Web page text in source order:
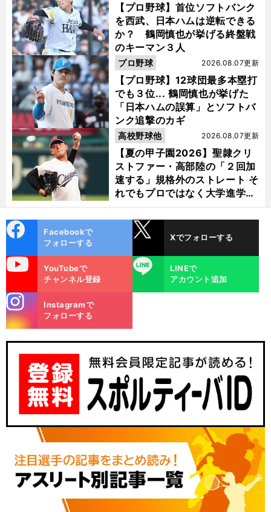
【プロ野球】首位ソフトバンク
を西武、日本ハムは逆転できる
か？ 鶴岡慎也が挙げる終盤戦
のキーマン３人
【プロ野球】12球団最多本塁打
でも３位... 鶴岡慎也が挙げた
「日本ハムの誤算」とソフトバ
ンク追撃のカギ
2026.08.07更新
プロ野球
【夏の甲子園2026】聖隷クリ
ストファー・高部陸の「２回加
速する」規格外のストレート そ
れでもプロではなく大学進学を
選ぶ理由
2026.08.07更新
高校野球他
ok
Facebookで
フォローする
Xでフォローする
YouTubeで
チャンネル登録
LINE
LINEで
アカウント追加
m
Instagramで
フォローする